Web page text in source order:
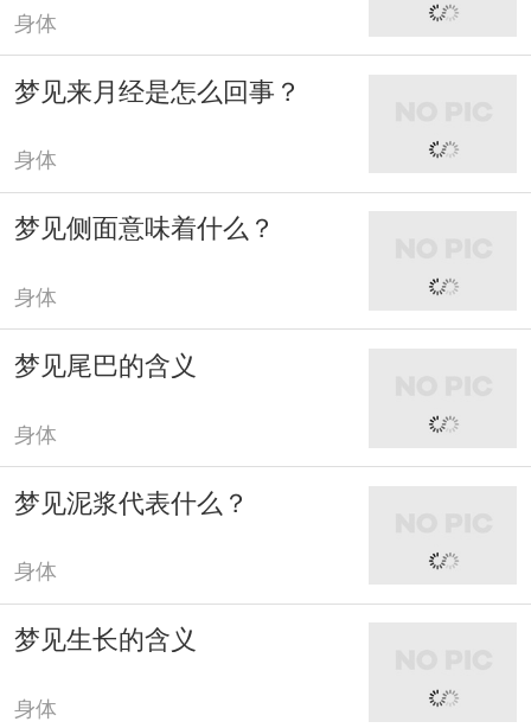
身体
梦见来月经是怎么回事？
身体
梦见侧面意味着什么？
身体
梦见尾巴的含义
身体
梦见泥浆代表什么？
身体
梦见生长的含义
身体